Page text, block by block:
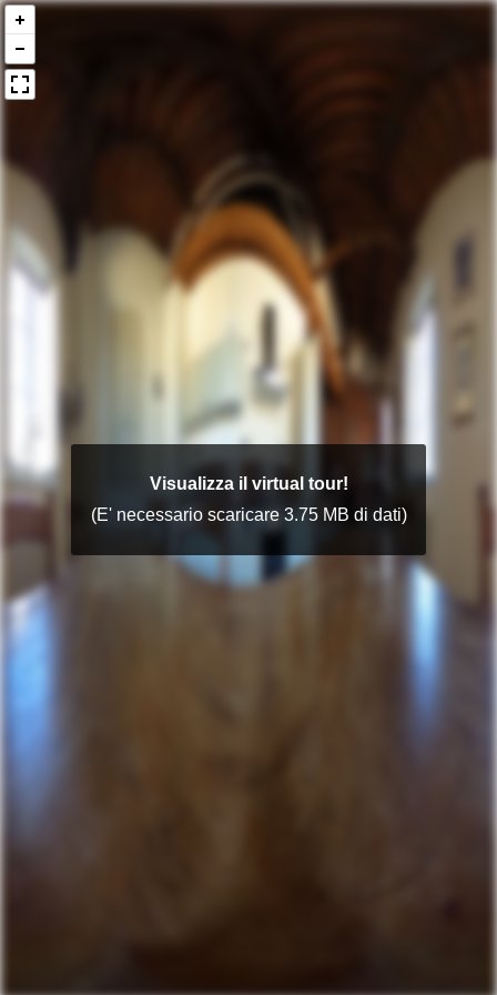
Visualizza il virtual tour!
(E' necessario scaricare 3.75 MB di dati)